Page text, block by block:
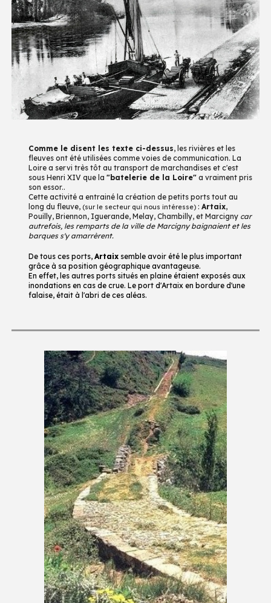
Comme le disent les texte ci-dessus, les rivières et les
fleuves ontété utilisées comme voies de communication. La
Loire a servi très tôt au transport de marchandises et c'est
sous Henri XIV que la"batelerie de la Loire" a vraiment pris
son essor..
Cette activité a entrainé la créationde petits ports tout au
long du fleuve, (sur le secteur qui nous intéresse) :Artaix,
Pouilly, Briennon, Iguerande, Melay, Chambilly, et Marcigny car
autrefois, les remparts de la ville de Marcigny baignaient et les
barques s'y amarrèrent.
De tous ces ports,Artaix semble avoir été le plus important
grâce à sa position géographique avantageuse.
En effet, les autres ports situés en plaine étaient exposés aux
inondations en cas de crue. Le port d'Artaix en bordure d'une
falaise, étaità l'abri de ces aléas.